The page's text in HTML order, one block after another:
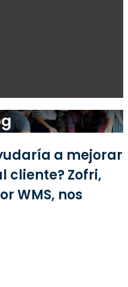
a mejorar
cliente? Zofri,
WMS, nos